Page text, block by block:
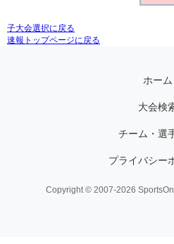
子大会選択に戻る
速報トップページに戻る
ホーム
大会検
チーム・選
プライバシー
Copyright © 2007-2026